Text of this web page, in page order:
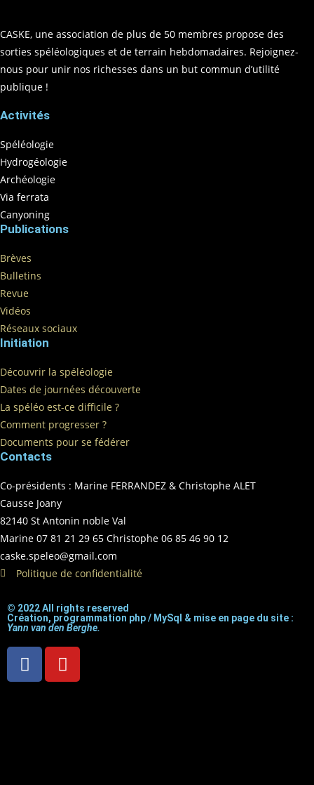
CASKE, une association de plus de 50 membres propose des
sorties spéléologiques et de terrain hebdomadaires. Rejoignez-
nous pour unir nos richesses dans un but commun d’utilité
publique !
Activités
Spéléologie
Hydrogéologie
Archéologie
Via ferrata
Canyoning
Publications
Brèves
Bulletins
Revue
Vidéos
Réseaux sociaux
Initiation
Découvrir la spéléologie
Dates de journées découverte
La spéléo est-ce difficile ?
Comment progresser ?
Documents pour se fédérer
Contacts
Co-présidents : Marine FERRANDEZ & Christophe ALET
Causse Joany
82140 St Antonin noble Val
Marine 07 81 21 29 65 Christophe 06 85 46 90 12
caske.speleo@gmail.com
Politique de confidentialité
© 2022 All rights reserved
Création, programmation php / MySql & mise en page du site :
Yann van den Berghe.